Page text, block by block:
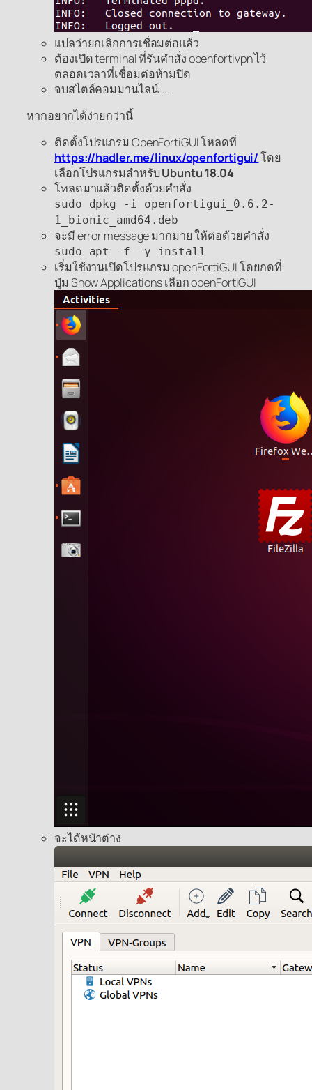
แปลว่ายกเลิกการเชื่อมต่อแล้ว
ต้องเปิด terminal ที่รันคำสั่ง openfortivpn ไว้
ตลอดเวลาที่เชื่อมต่อห้ามปิด
จบสไตล์คอมมานไลน์ ….
หากอยากได้ง่ายกว่านี้
ติดตั้งโปรแกรม OpenFortiGUI โหลดที่
https://hadler.me/linux/openfortigui/โดย
เลือกโปรแกรมสำหรับUbuntu 18.04
โหลดมาแล้วติดตั้งด้วยคำสั่ง
sudo dpkg -i openfortigui_0.6.2-
1_bionic_amd64.deb
จะมี error message มากมาย ให้ต่อด้วยคำสั่ง
sudo apt -f -y install
เริ่มใช้งานเปิดโปรแกรม openFortiGUI โดยกดที่
ปุ่ม Show Applications เลือก openFortiGUI
จะได้หน้าต่าง